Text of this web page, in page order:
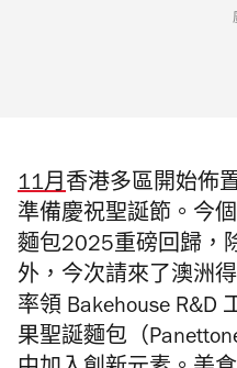
11月香港多區開始佈
準備慶祝聖誕節。今
麵包2025重磅回歸，
外，今次請來了澳洲
率領 Bakehouse R&D
果聖誕麵包（